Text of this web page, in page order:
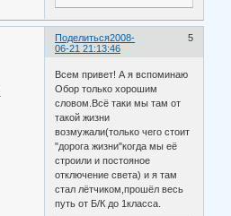
Поделиться 5
2008-
06-21 21:13:46
Всем привет! А я вспоминаю
Обор только хорошим
словом.Всё таки мы там от
такой жизни
возмужали(только чего стоит
"дорога жизни"когда мы её
строили и постояное
отключение света) и я там
стал лётчиком,прошёл весь
путь от Б/К до 1класса.